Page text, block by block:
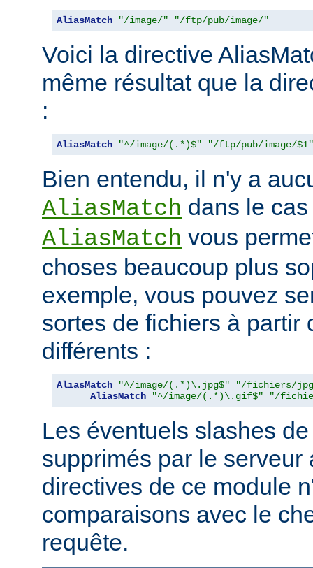
AliasMatch "/image/" "/ftp/pub/image/"
Voici la directive
même résultat que la
:
AliasMatch "^/image/(.*)$" "/ftp/pub/image/$1"
Bien entendu, il n'y a
AliasMatch dans le
AliasMatch vous
choses beaucoup plus
exemple, vous pouvez
sortes de fichiers à partir
différents :
AliasMatch "^/image/(.*)\.jpg$"
"/fichiers/
AliasMatch
"^/image/(.*)\.gif$" "/
Les éventuels slashes
supprimés par le serveur
directives de ce module
comparaisons avec le
requête.